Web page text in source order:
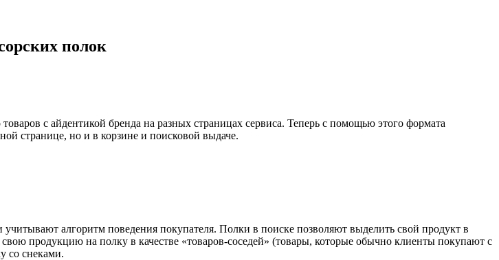
полок
с айдентикой бренда на разных страницах сервиса. Теперь с помощью этого формата
странице, но и в корзине и поисковой выдаче.
алгоритм поведения покупателя. Полки в поиске позволяют выделить свой продукт в
продукцию на полку в качестве «товаров-соседей» (товары, которые обычно клиенты покупают с
со снеками.